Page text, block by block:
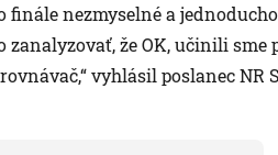
finále nezmyselné a
že OK, učinili sme
vyhlásil poslanec NR